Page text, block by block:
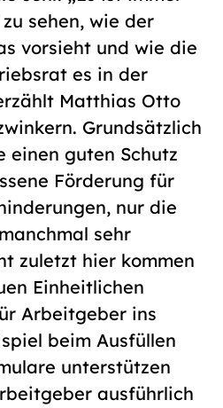
sehen, wie der
vorsieht und wie die
es in der
Matthias Otto
Grundsätzlich
einen guten Schutz
Förderung für
nur die
sehr
zuletzt hier kommen
Einheitlichen
Arbeitgeber ins
beim Ausfüllen
unterstützen
ausführlich